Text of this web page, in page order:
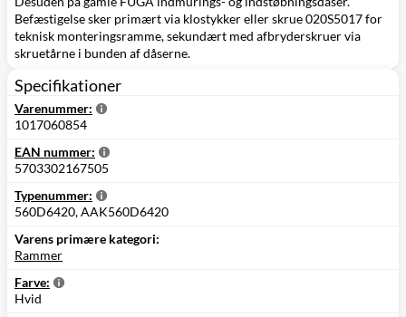
Befæstigelse sker primært via klostykker eller skrue 020S5017 for
teknisk monteringsramme, sekundært med afbryderskruer via
skruetårne i bunden af dåserne.
Specifikationer
Varenummer:
1017060854
EAN nummer:
5703302167505
Typenummer:
560D6420, AAK560D6420
Varens primære kategori:
Rammer
Farve:
Hvid